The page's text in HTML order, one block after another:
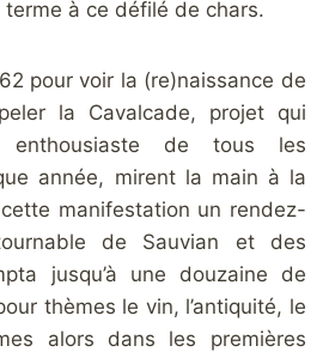
terme à ce défilé de chars.
pour voir la (re)naissance de
la Cavalcade, projet qui
enthousiaste de tous les
année, mirent la main à la
manifestation un rendez-
de Sauvian et des
jusqu’à une douzaine de
thèmes le vin, l’antiquité, le
alors dans les premières